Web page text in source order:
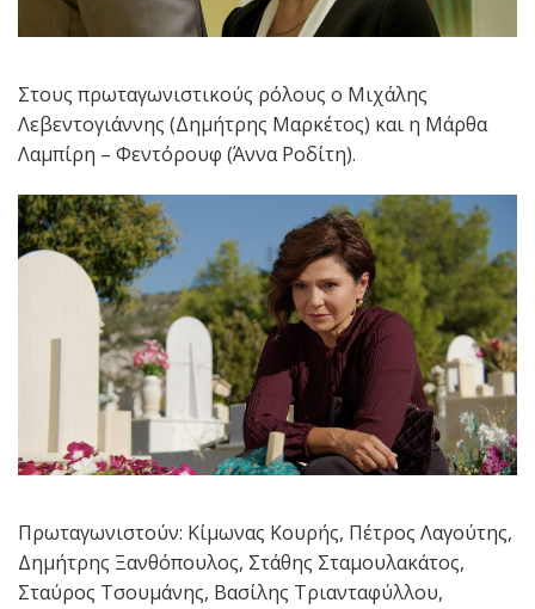
Στους πρωταγωνιστικούς ρόλους ο Μιχάλης
Λεβεντογιάννης (Δημήτρης Μαρκέτος) και η Μάρθα
Λαμπίρη – Φεντόρουφ (Άννα Ροδίτη).
Πρωταγωνιστούν: Κίμωνας Κουρής, Πέτρος Λαγούτης,
Δημήτρης Ξανθόπουλος, Στάθης Σταμουλακάτος,
Σταύρος Τσουμάνης, Βασίλης Τριανταφύλλου,